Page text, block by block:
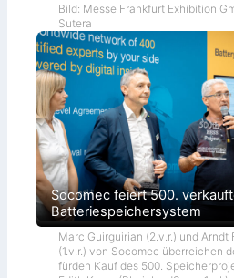
Bild: Messe Frankfurt Exhibition
Sutera
Socomec feiert 500.
Batteriespeichersystem
Marc Guirguirian (2.v.r.) und Arndt
(1.v.r.) von Socomec überreichen
fürden Kauf des 500.